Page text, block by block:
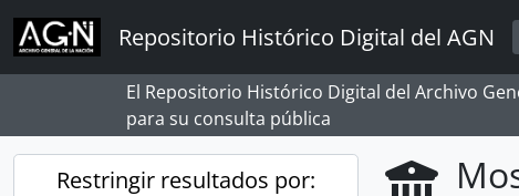
Skip to main content
Repositorio Histórico Digital del AGN
El Repositorio Histórico Digital del Archivo
para su consulta pública
Restringir resultados por: